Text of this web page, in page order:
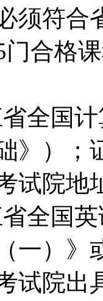
须符合
门合格
全国
》）；
试院地
全国
一）
试院出